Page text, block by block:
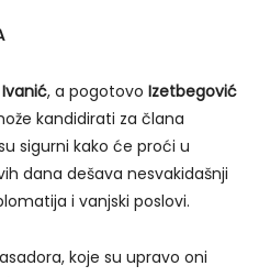
Ivanić, a pogotovo Izetbegović
kandidirati za člana
sigurni kako će proći u
dana dešava nesvakidašnji
i vanjski poslovi.
koje su upravo oni